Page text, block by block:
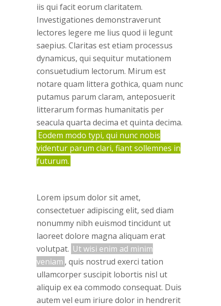
iis qui facit eorum claritatem.
Investigationes demonstraverunt
lectores legere me lius quod ii legunt
saepius. Claritas est etiam processus
dynamicus, qui sequitur mutationem
consuetudium lectorum. Mirum est
notare quam littera gothica, quam nunc
putamus parum claram, anteposuerit
litterarum formas humanitatis per
seacula quarta decima et quinta decima.
Eodem modo typi, qui nunc nobis
videntur parum clari, fiant sollemnes in
futurum.
Lorem ipsum dolor sit amet,
consectetuer adipiscing elit, sed diam
nonummy nibh euismod tincidunt ut
laoreet dolore magna aliquam erat
volutpat. Ut wisi enim ad minim
veniam , quis nostrud exerci tation
ullamcorper suscipit lobortis nisl ut
aliquip ex ea commodo consequat. Duis
autem vel eum iriure dolor in hendrerit